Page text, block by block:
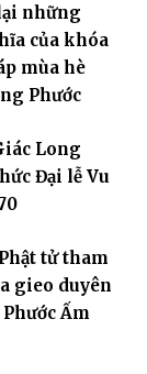
những
của khóa
mùa hè
Phước
Long
Đại lễ Vu
tử tham
gieo duyên
Ấm